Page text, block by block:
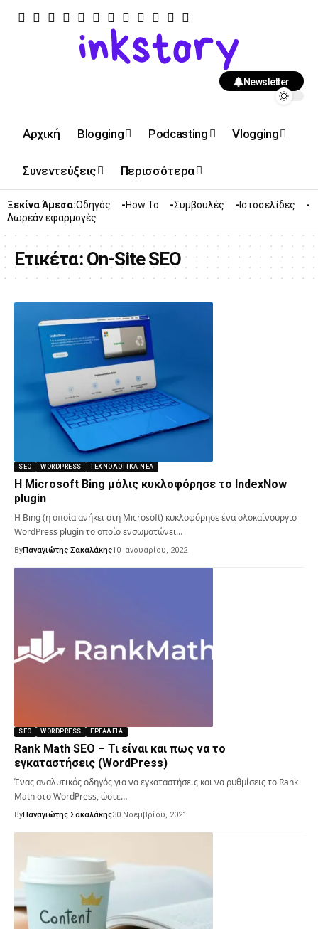
Newsletter
Αρχική Blogging Podcasting Vlogging
Συνεντεύξεις Περισσότερα
Ξεκίνα Άμεσα:Οδηγός How To Συμβουλές
Ιστοσελίδες
Δωρεάν εφαρμογές
Ετικέτα: On-Site SEO
SEO WORDPRESS ΤΕΧΝΟΛΟΓΙΚΆ ΝΈΑ
Η Microsoft Bing μόλις κυκλοφόρησε το IndexNow
plugin
Η Bing (η οποία ανήκει στη Microsoft) κυκλοφόρησε ένα ολοκαίνουργιο
WordPress plugin το οποίο ενσωματώνει…
ByΠαναγιώτης Σακαλάκης10 Ιανουαρίου, 2022
SEO WORDPRESS ΕΡΓΑΛΕΊΑ
Rank Math SEO – Τι είναι και πως να το
εγκαταστήσεις (WordPress)
Ένας αναλυτικός οδηγός για να εγκαταστήσεις και να ρυθμίσεις το Rank
Math στο WordPress, ώστε…
ByΠαναγιώτης Σακαλάκης30 Νοεμβρίου, 2021